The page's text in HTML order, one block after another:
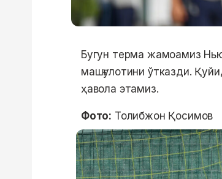
Бугун терма жамоамиз
машғулотини ўтказди.
ҳавола этамиз.
Фото: Толибжон Қосимов